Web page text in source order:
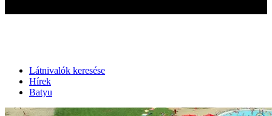
Látnivalók keresése
Hírek
Batyu